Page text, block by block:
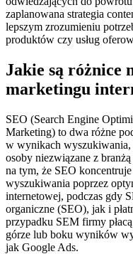
zaplanowana strategia
lepszym zrozumieniu
produktów czy usług
Jakie są różnice
marketingu
SEO (Search Engine
Marketing) to dwa różne
w wynikach wyszukiwania,
osoby niezwiązane z
na tym, że SEO
wyszukiwania poprzez
internetowej, podczas gdy
organiczne (SEO), jak i
przypadku SEM firmy
górze lub boku wyników
jak Google Ads.